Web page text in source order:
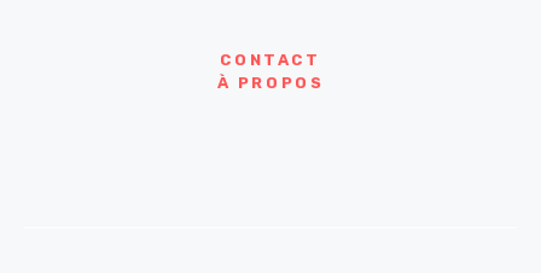
CONTACT
À PROPOS